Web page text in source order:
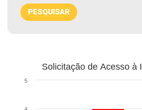
PESQUISAR
Solicitação de Acesso à
5